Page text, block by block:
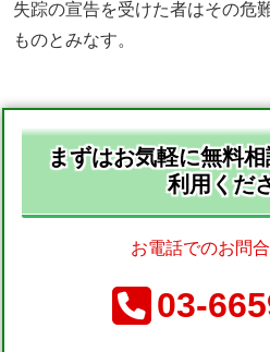
失踪の宣告を受けた者はその危
ものとみなす。
まずはお気軽に無料
利用くだ
お電話でのお問
03-